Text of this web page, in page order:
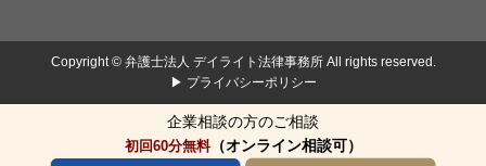
Copyright © 弁護士法人 デイライト法律事務所 All rights reserved.
▶ プライバシーポリシー
企業相談の方のご相談
初回60分無料（オンライン相談可）